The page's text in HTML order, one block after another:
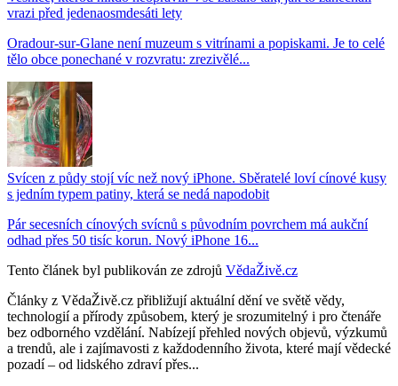
vrazi před jedenaosmdesáti lety
Oradour-sur-Glane není muzeum s vitrínami a popiskami. Je to celé
tělo obce ponechané v rozvratu: zrezivělé...
Svícen z půdy stojí víc než nový iPhone. Sběratelé loví cínové kusy
s jedním typem patiny, která se nedá napodobit
Pár secesních cínových svícnů s původním povrchem má aukční
odhad přes 50 tisíc korun. Nový iPhone 16...
Tento článek byl publikován ze zdrojů VědaŽivě.cz
Články z VědaŽivě.cz přibližují aktuální dění ve světě vědy,
technologií a přírody způsobem, který je srozumitelný i pro čtenáře
bez odborného vzdělání. Nabízejí přehled nových objevů, výzkumů
a trendů, ale i zajímavosti z každodenního života, které mají vědecké
pozadí – od lidského zdraví přes...